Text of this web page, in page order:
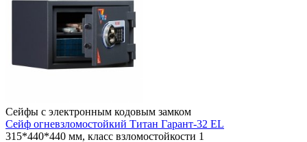
Сейфы с электронным кодовым замком
Сейф огневзломостойкий Титан Гарант-32 EL
315*440*440 мм, класс взломостойкости 1